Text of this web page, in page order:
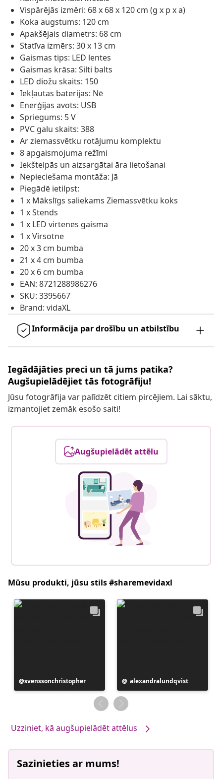
Vispārējās izmēri: 68 x 68 x 120 cm (g x p x a)
Koka augstums: 120 cm
Apakšējais diametrs: 68 cm
Statīva izmērs: 30 x 13 cm
Gaismas tips: LED lentes
Gaismas krāsa: Silti balts
LED diožu skaits: 150
Iekļautas baterijas: Nē
Enerģijas avots: USB
Spriegums: 5 V
PVC galu skaits: 388
Ar ziemassvētku rotājumu komplektu
8 apgaismojuma režīmi
Iekštelpās un aizsargātai āra lietošanai
Nepieciešama montāža: Jā
Piegādē ietilpst:
1 x Mākslīgs saliekams Ziemassvētku koks
1 x Stends
1 x LED virtenes gaisma
1 x Virsotne
20 x 3 cm bumba
21 x 4 cm bumba
20 x 6 cm bumba
EAN: 8721288986276
SKU: 3395667
Brand: vidaXL
Informācija par drošību un atbilstību
Iegādājāties preci un tā jums patika?
Augšupielādējiet tās fotogrāfiju!
Jūsu fotogrāfija var palīdzēt citiem pircējiem. Lai sāktu,
izmantojiet zemāk esošo saiti!
Augšupielādēt attēlu
Mūsu produkti, jūsu stils #sharemevidaxl
Ierakstu
publicējis
svenssonchristopher
Ierakstu
publicējis
_alexandralundqvist
Uzziniet, kā augšupielādēt attēlus
Sazinieties ar mums!